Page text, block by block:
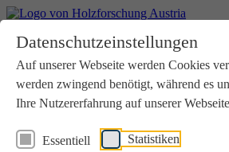
Datenschutzeinstellungen
Auf unserer Webseite werden Cookies
werden zwingend benötigt, während es
Ihre Nutzererfahrung auf unserer
Essentiell Statistiken
Aktuelles
Downloads
Kontakt
Login
Verein